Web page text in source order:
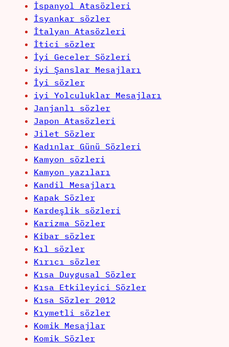
İspanyol Atasözleri
İsyankar sözler
İtalyan Atasözleri
İtici sözler
İyi Geceler Sözleri
iyi Şanslar Mesajları
İyi sözler
iyi Yolculuklar Mesajları
Janjanlı sözler
Japon Atasözleri
Jilet Sözler
Kadınlar Günü Sözleri
Kamyon sözleri
Kamyon yazıları
Kandil Mesajları
Kapak Sözler
Kardeşlik sözleri
Karizma Sözler
Kibar sözler
Kıl sözler
Kırıcı sözler
Kısa Duygusal Sözler
Kısa Etkileyici Sözler
Kısa Sözler 2012
Kıymetli sözler
Komik Mesajlar
Komik Sözler